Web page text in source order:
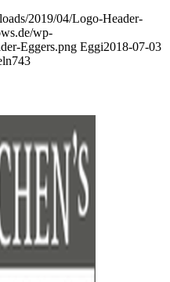
2019/04/Logo-Header-
wp-
Eggers.png Eggi2018-07-03